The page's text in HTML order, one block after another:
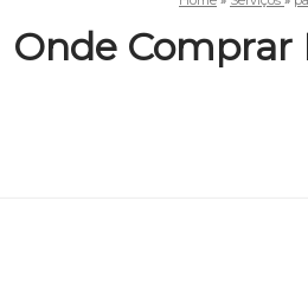
Onde Comprar